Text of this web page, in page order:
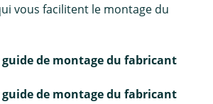
vous facilitent le montage du
guide de montage du fabricant
guide de montage du fabricant